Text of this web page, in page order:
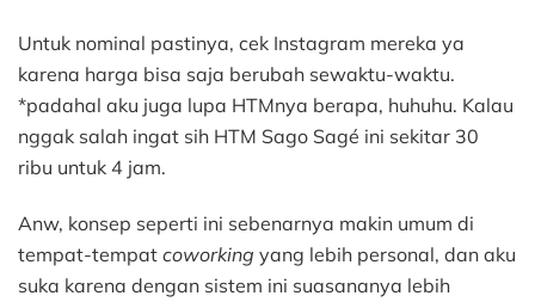
Untuk nominal pastinya, cek Instagram mereka ya
karena harga bisa saja berubah sewaktu-waktu.
*padahal aku juga lupa HTMnya berapa, huhuhu. Kalau
nggak salah ingat sih HTM Sago Sagé ini sekitar 30
ribu untuk 4 jam.
Anw, konsep seperti ini sebenarnya makin umum di
tempat-tempat coworking yang lebih personal, dan aku
suka karena dengan sistem ini suasananya lebih